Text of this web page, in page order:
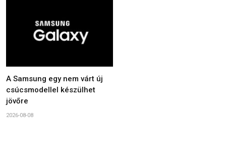
A Samsung egy nem várt új
csúcsmodellel készülhet
jövőre
2026-08-08